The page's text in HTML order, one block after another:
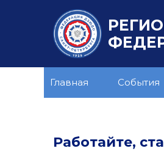
Главная События
Работайте,